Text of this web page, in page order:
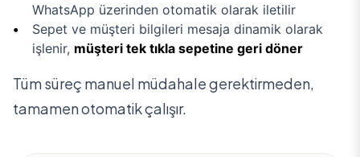
WhatsApp üzerinden otomatik olarak iletilir
Sepet ve müşteri bilgileri mesaja dinamik olarak
işlenir, müşteri tek tıkla sepetine geri döner
Tüm süreç manuel müdahale gerektirmeden,
tamamen otomatik çalışır.